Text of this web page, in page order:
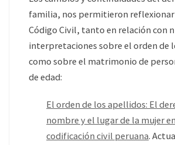
familia, nos permitieron
Código Civil, tanto en relación con
interpretaciones sobre el orden de
como sobre el matrimonio de
de edad:
El orden de los apellidos: El
nombre y el lugar de la mujer
codificación civil peruana.